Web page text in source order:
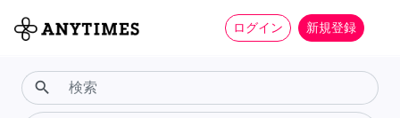
ログイン 新規登録
search